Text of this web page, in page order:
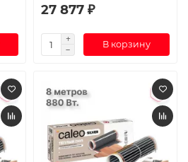
27 877 ₽
В корзину